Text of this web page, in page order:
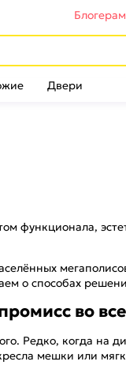
Блогерам
Двери
функционала,
о способах
во
Редко, когда на
мешки или